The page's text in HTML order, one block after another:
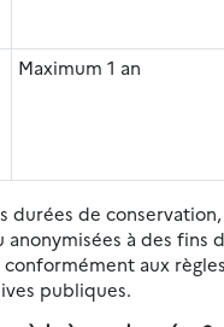
Maximum 1 an
durées de
anonymisées à des fins
conformément aux
publiques.